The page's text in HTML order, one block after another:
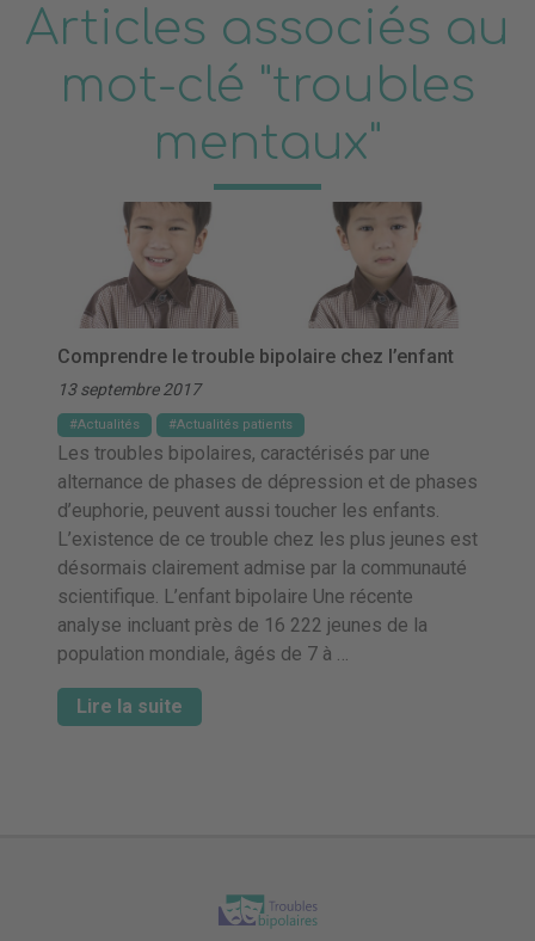
Articles associés au
mot-clé "troubles
mentaux"
Comprendre le trouble bipolaire chez l’enfant
13 septembre 2017
Actualités Actualités patients
Les troubles bipolaires, caractérisés par une
alternance de phases de dépression et de phases
d’euphorie, peuvent aussi toucher les enfants.
L’existence de ce trouble chez les plus jeunes est
désormais clairement admise par la communauté
scientifique. L’enfant bipolaire Une récente
analyse incluant près de 16 222 jeunes de la
population mondiale, âgés de 7 à …
Lire la suite